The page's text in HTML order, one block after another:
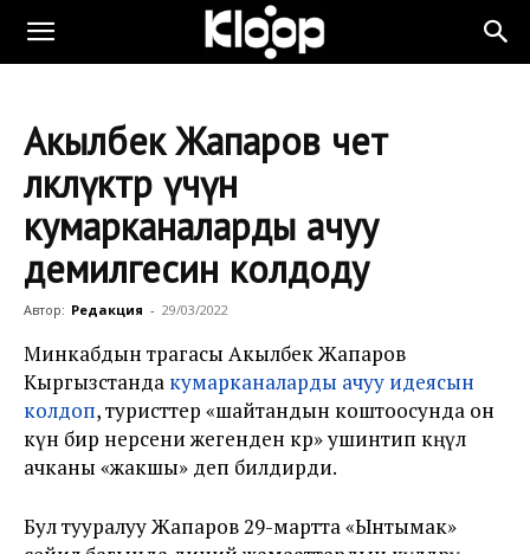
Акылбек Жапаров чет
өлкөлүктөр үчүн
кумарканаларды ачуу
демилгесин колдоду
Автор: Редакция - 29/03/2022
Минкабдын төрагасы Акылбек Жапаров
Кыргызстанда кумарканаларды ачуу идеясын
колдоп, туристтер «шайтандын коштоосунда он
күн бир нерсени жегенден көрө» ушинтип көңүл
ачканы «жакшы» деп билдирди.
Бул тууралуу Жапаров 29-мартта «Ынтымак»